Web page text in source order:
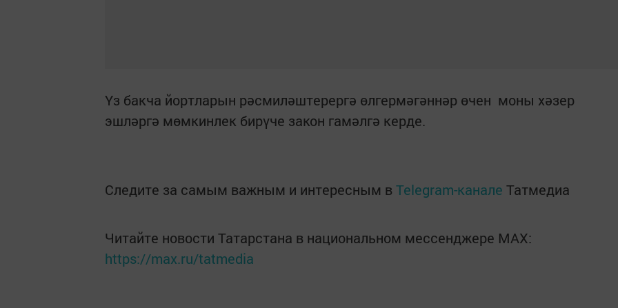
Үз бакча йортларын рәсмиләштерергә өлгермәгәннәр өчен моны хәзер
эшләргә мөмкинлек бирүче закон гамәлгә керде.
Следите за самым важным и интересным в Telegram-канале Татмедиа
Читайте новости Татарстана в национальном мессенджере MАХ:
https://max.ru/tatmedia